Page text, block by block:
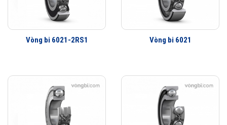
nhiều so với các hãng vòng bi khác trên thị trường, điều này đã được
hàng triệu khách hàng khắp nơi trên toàn thế giới kiểm chứng.
Đại lý ủy quyền SKF chính hãng - SKF Authorized Distributor
Hotline 24/7:
079 66 55 386 0961 633 389
0763 356
Vòng bi 6021-2RS1 Vòng bi 6021